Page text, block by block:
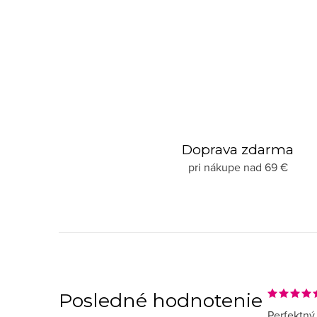
Doprava zdarma
pri nákupe nad 69 €
Posledné hodnotenie